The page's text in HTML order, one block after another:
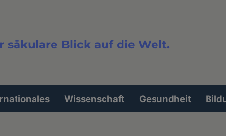
säkulare Blick auf die Welt.
Wissenschaft Gesundheit